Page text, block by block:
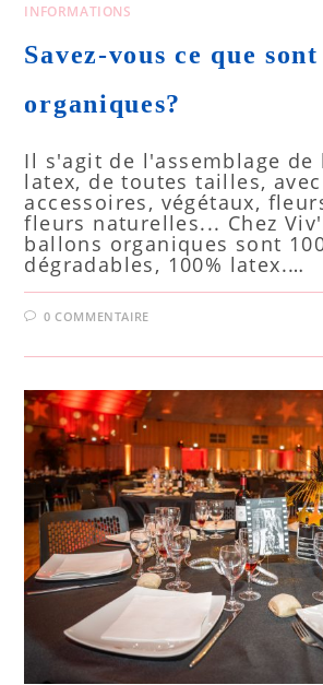
INFORMATIONS
Savez-vous ce que
organiques?
Il s'agit de l'assemblage de
latex, de toutes tailles,
accessoires, végétaux,
fleurs naturelles... Chez
ballons organiques sont
dégradables, 100% latex.…
0 COMMENTAIRE